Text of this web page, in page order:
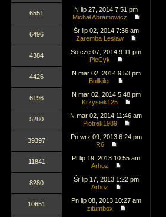
6551
N lip 27, 2014 7:51 pm
Michał Abramowicz
6496
Śr lip 02, 2014 7:36 am
Zaremba Lesław
4384
So cze 07, 2014 9:11 pm
PieCyk
4426
N mar 02, 2014 9:53 pm
Bullkiler
6196
N mar 02, 2014 5:48 pm
Krzysiek125
5280
N mar 02, 2014 11:46 am
Piotrek1989
39397
Pn wrz 09, 2013 6:24 pm
R6
11841
Pt lip 19, 2013 10:55 am
Arhoz
8280
Śr lip 17, 2013 1:22 pm
Arhoz
10651
Pn lip 08, 2013 10:27 am
zitumbox